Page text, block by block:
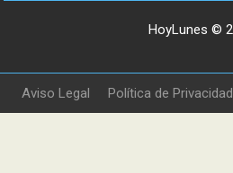
HoyLunes ©
Aviso Legal Política de Privacidad